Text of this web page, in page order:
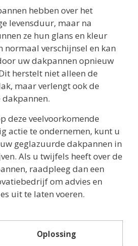
hebben over het
levensduur, maar na
ze hun glans en kleur
normaal verschijnsel en kan
uw dakpannen opnieuw
herstelt niet alleen de
maar verlengt ook de
deze veelvoorkomende
actie te ondernemen, kunt u
geglazuurde dakpannen in
Als u twijfels heeft over de
raadpleeg dan een
om advies en
uit te laten voeren.
Oplossing